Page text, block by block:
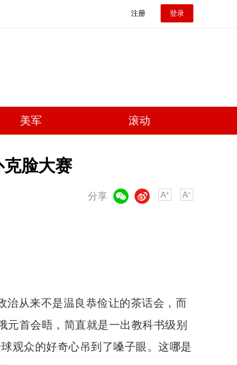
注册 登录
美军 滚动
脸大赛
分享
微博
治从来不是温良恭俭让的茶话会，而
元首会晤，简直就是一出教科书级别
观众的好奇心吊到了嗓子眼。这哪是